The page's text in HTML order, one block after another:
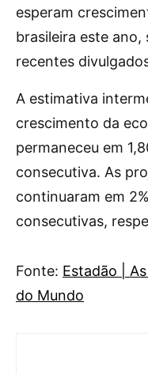
esperam
brasileira este ano,
recentes
A estimativa
crescimento da
permaneceu em
consecutiva. As
continuaram em
consecutivas,
Fonte: Estadão |
do Mundo